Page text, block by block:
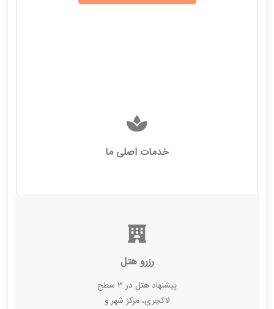
خدمات اصلی ما
رزرو هتل
پیشنهاد هتل در ۳ سطح
لاکچری، مرکز شهر و